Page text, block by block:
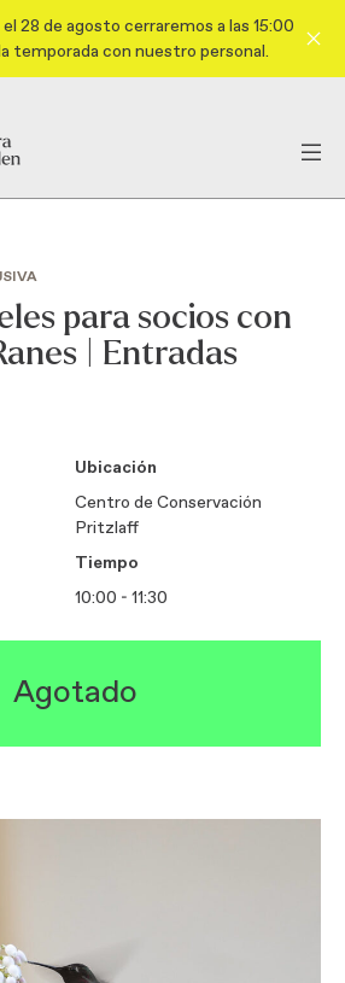
28 de agosto cerraremos a las 15:00
temporada con nuestro personal.
para socios con
| Entradas
Ubicación
Centro de Conservación
Pritzlaff
Tiempo
10:00 - 11:30
Agotado